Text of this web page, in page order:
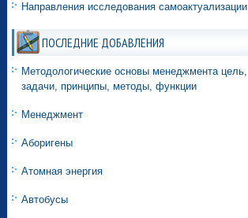
Направления исследования самоактуализации
ПОСЛЕДНИЕ ДОБАВЛЕНИЯ
Методологические основы менеджмента цель,
задачи, принципы, методы, функции
Менеджмент
Аборигены
Атомная энергия
Автобусы